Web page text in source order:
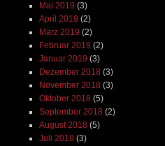
Mai 2019 (3)
April 2019 (2)
März 2019 (2)
Februar 2019 (2)
Januar 2019 (3)
Dezember 2018 (3)
November 2018 (3)
Oktober 2018 (5)
September 2018 (2)
August 2018 (5)
Juli 2018 (3)